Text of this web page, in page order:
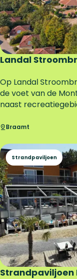
e
p
a
r
k
Landal
L
a
n
a
S
t
r
o
o
m
b
r
o
e
k
Op Landal
de voet van de
naast
Braamt
Strandpaviljoen
Strandpaviljoen